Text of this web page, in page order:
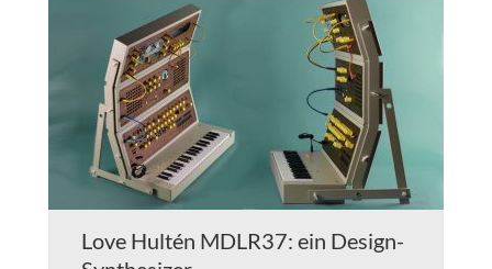
Love Hultén MDLR37: ein Design-